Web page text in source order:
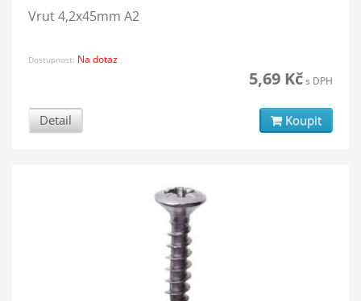
Vrut 4,2x45mm A2
Dostupnost: Na dotaz
5,69 Kčs DPH
Detail Koupit